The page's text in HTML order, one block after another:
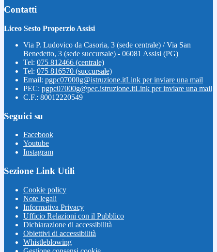
Contatti
Liceo Sesto Properzio Assisi
Via P. Ludovico da Casoria, 3 (sede centrale) / Via San
Benedetto, 3 (sede succursale) - 06081 Assisi (PG)
Tel: 075 812466 (centrale)
Tel: 075 816570 (succursale)
Email: pgpc07000g@istruzione.itLink per inviare una mail
PEC: pgpc07000g@pec.istruzione.itLink per inviare una mail
C.F.: 80012220549
Seguici su
Facebook
Youtube
Instagram
Sezione Link Utili
Cookie policy
Note legali
Informativa Privacy
Ufficio Relazioni con il Pubblico
Dichiarazione di accessibilità
Obiettivi di accessibilità
Whistleblowing